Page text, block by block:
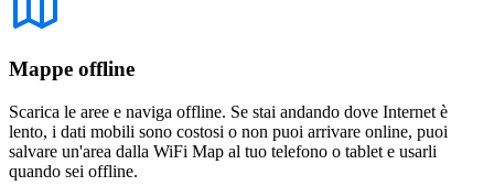
Mappe offline
Scarica le aree e naviga offline. Se stai andando dove Internet è
lento, i dati mobili sono costosi o non puoi arrivare online, puoi
salvare un'area dalla WiFi Map al tuo telefono o tablet e usarli
quando sei offline.